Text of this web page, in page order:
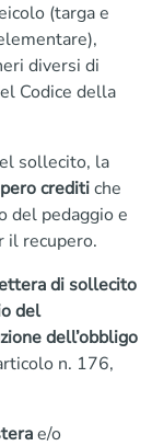
(targa e
diversi di
Codice della
sollecito, la
creditiche
del pedaggio e
il recupero.
di sollecito
del
dell’obbligo
n. 176,
e/o